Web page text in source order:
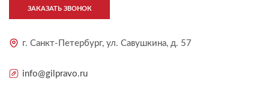
ЗАКАЗАТЬ ЗВОНОК
г. Санкт-Петербург, ул. Савушкина, д. 57
info@gilpravo.ru